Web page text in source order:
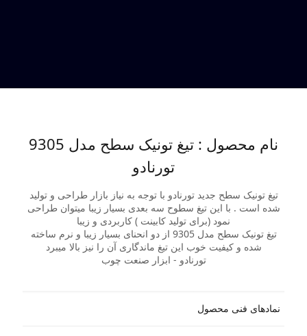
نام محصول : تیغ تونیک سطح مدل 9305
تورنادو
تیغ تونیک سطح جدید تورنادو با توجه به نیاز بازار طراحی و تولید
شده است . با این تیغ سطوح سه بعدی بسیار زیبا میتوان طراحی
نمود (برای تولید کابینت ) کاربردی و زیبا
تیغ تونیک سطح مدل 9305 از دو انحنای بسیار زیبا و نرم ساخته
شده و کیفیت خوب این تیغ ماندگاری آن را نیز بالا میبرد
تورنادو - ابزار صنعت چوب
نمادهای فنی محصول